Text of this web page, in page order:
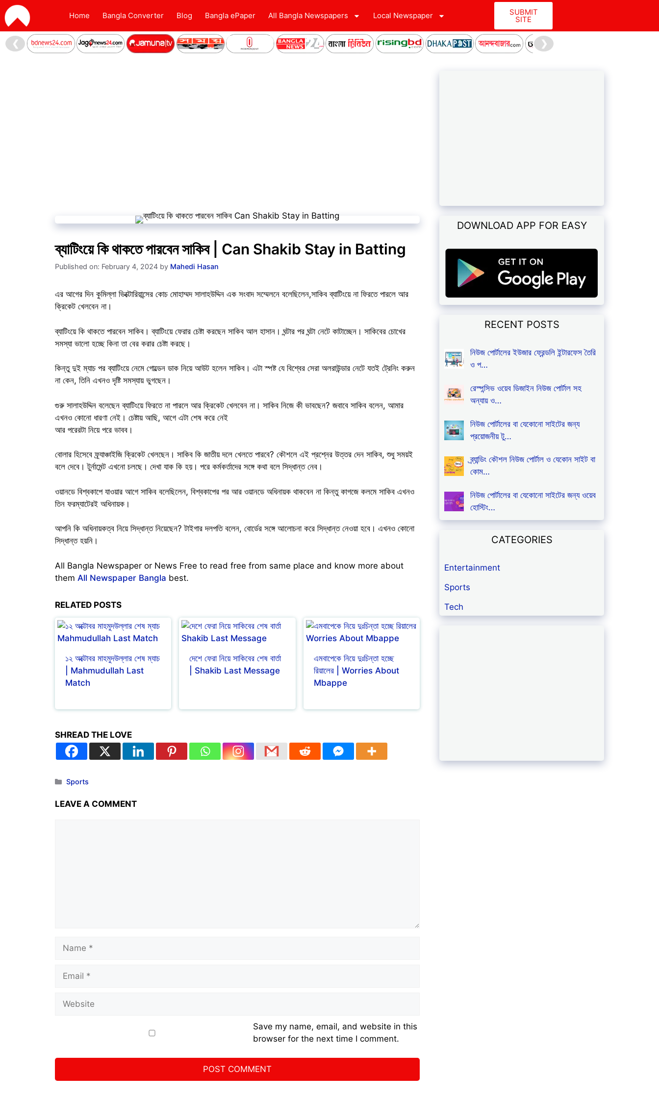
Home Bangla Converter Blog Bangla ePaper All Bangla Newspapers Local Newspaper SUBMIT
SITE
❮ ❯
ব্যাটিংয়ে কি থাকতে পারবেন সাকিব | Can Shakib Stay in Batting
Published on: February 4, 2024 by Mahedi Hasan
এর আগের দিন কুমিল্লা ভিক্টোরিয়ান্সের কোচ মোহাম্মদ সালাহউদ্দিন এক সংবাদ সম্মেলনে বলেছিলেন,সাকিব ব্যাটিংয়ে না ফিরতে পারলে আর
ক্রিকেট খেলবেন না।
ব্যাটিংয়ে কি থাকতে পারবেন সাকিব। ব্যাটিংয়ে ফেরার চেষ্টা করছেন সাকিব আল হাসান। ঘন্টার পর ঘন্টা নেটে কাটাচ্ছেন। সাকিবের চোখের
সমস্যা ভালো হচ্ছে কিনা তা বের করার চেষ্টা করছে।
কিন্তু দুই ম্যাচ পর ব্যাটিংয়ে নেমে গোল্ডেন ডাক নিয়ে আউট হলেন সাকিব। এটা স্পষ্ট যে বিশ্বের সেরা অলরাউন্ডার নেটে যতই ট্রেনিং করুন
না কেন, তিনি এখনও দৃষ্টি সমস্যায় ভুগছেন।
গুরু সালাহউদ্দিন বলেছেন ব্যাটিংয়ে ফিরতে না পারলে আর ক্রিকেট খেলবেন না। সাকিব নিজে কী ভাবছেন? জবাবে সাকিব বলেন, আমার
এখনও কোনো ধারণা নেই। চেষ্টায় আছি, আগে এটা শেষ করে নেই
আর পরেরটা নিয়ে পরে ভাবব।
বোলার হিসেবে ফ্র্যাঞ্চাইজি ক্রিকেট খেলছেন। সাকিব কি জাতীয় দলে খেলতে পারবে? কৌশলে এই প্রশ্নের উত্তর দেন সাকিব, শুধু সময়ই
বলে দেবে। টুর্নামেন্ট এখনো চলছে। দেখা যাক কি হয়। পরে কর্মকর্তাদের সঙ্গে কথা বলে সিদ্ধান্ত নেব।
ওয়ানডে বিশ্বকাপে যাওয়ার আগে সাকিব বলেছিলেন, বিশ্বকাপের পর আর ওয়ানডে অধিনায়ক থাকবেন না কিন্তু কাগজে কলমে সাকিব এখনও
তিন ফরম্যাটেরই অধিনায়ক।
আপনি কি অধিনায়কত্ব নিয়ে সিদ্ধান্ত নিয়েছেন? টাইগার দলপতি বলেন, বোর্ডের সঙ্গে আলোচনা করে সিদ্ধান্ত নেওয়া হবে। এখনও কোনো
সিদ্ধান্ত হয়নি।
All Bangla Newspaper or News Free to read free from same place and know more about
them All Newspaper Bangla best.
RELATED POSTS
১২ অক্টোবর মাহমুদউল্লার শেষ ম্যাচ
| Mahmudullah Last
Match
দেশে ফেরা নিয়ে সাকিবের শেষ বার্তা
| Shakib Last Message
এমবাপেকে নিয়ে দুঃচিন্তা হচ্ছে
রিয়ালের | Worries About
Mbappe
SHREAD THE LOVE
Sports
LEAVE A COMMENT
Save my name, email, and website in this
browser for the next time I comment.
DOWNLOAD APP FOR EASY
RECENT POSTS
নিউজ পোর্টালের ইউজার ফ্রেন্ডলি ইন্টারফেস তৈরি
ও প…
রেস্পন্সিভ ওয়েব ডিজাইন নিউজ পোর্টাল সহ
অন্যায় ও…
নিউজ পোর্টালের বা যেকোনো সাইটের জন্য
প্রয়োজনীয় টু…
ব্র্যান্ডিং কৌশল নিউজ পোর্টাল ও যেকোন সাইট বা
কোম…
নিউজ পোর্টালের বা যেকোনো সাইটের জন্য ওয়েব
হোস্টিং…
CATEGORIES
Entertainment
Sports
Tech